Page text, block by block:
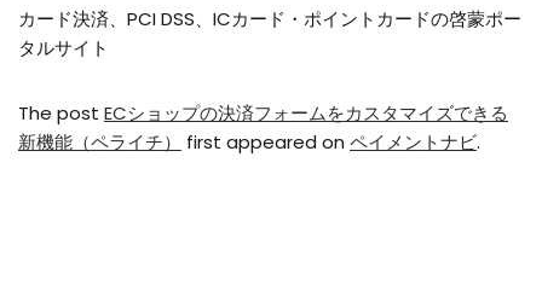
カード決済、PCI DSS、ICカード・ポイントカードの啓蒙ポー
タルサイト
The post ECショップの決済フォームをカスタマイズできる
新機能（ペライチ）
first appeared on ペイメントナビ.